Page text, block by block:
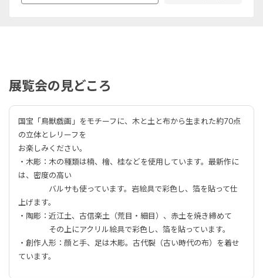
展覧会の見どころ
国宝「鳥獣戯画」をモチーフに、木と土と布から生まれた約70点
の立体とレリーフを
お楽しみください。
・木彫：木の種類は楠、檜、桂などを使用しています。最新作に
は、密度の高い
バルサも使っています。岩絵具で彩色し、箔を貼って仕
上げます。
・陶彫：近江土、古信楽土（荒目・細目）、赤土を焼き締めて
その上にアクリル絵具で彩色し、箔を貼っています。
・創作人形：顔と手、足は木彫。古代裂（古い時代の布）を着せ
ています。